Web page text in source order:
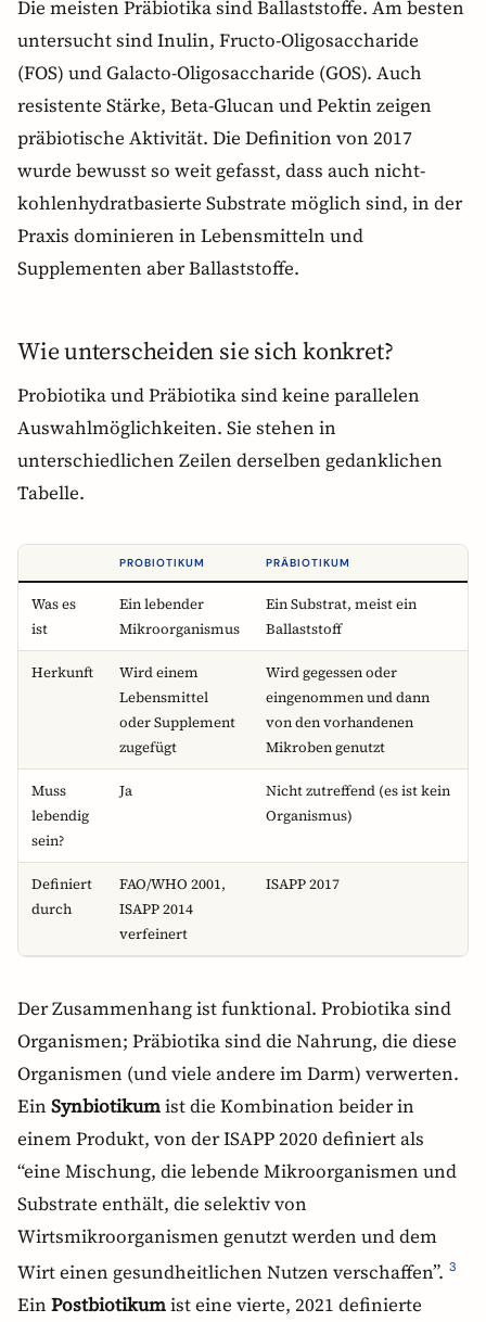
Die meisten Präbiotika sind Ballaststoffe. Am besten
untersucht sind Inulin, Fructo-Oligosaccharide
(FOS) und Galacto-Oligosaccharide (GOS). Auch
resistente Stärke, Beta-Glucan und Pektin zeigen
präbiotische Aktivität. Die Definition von 2017
wurde bewusst so weit gefasst, dass auch nicht-
kohlenhydratbasierte Substrate möglich sind, in der
Praxis dominieren in Lebensmitteln und
Supplementen aber Ballaststoffe.
Wie unterscheiden sie sich konkret?
Probiotika und Präbiotika sind keine parallelen
Auswahlmöglichkeiten. Sie stehen in
unterschiedlichen Zeilen derselben gedanklichen
Tabelle.
PROBIOTIKUM PRÄBIOTIKUM
Was es
ist
Ein lebender
Mikroorganismus
Ein Substrat, meist ein
Ballaststoff
Herkunft
Wird einem
Lebensmittel
oder Supplement
zugefügt
Wird gegessen oder
eingenommen und dann
von den vorhandenen
Mikroben genutzt
Muss
lebendig
sein?
Ja
Nicht zutreffend (es ist kein
Organismus)
Definiert
durch
FAO/WHO 2001,
ISAPP 2014
verfeinert
ISAPP 2017
Der Zusammenhang ist funktional. Probiotika sind
Organismen; Präbiotika sind die Nahrung, die diese
Organismen (und viele andere im Darm) verwerten.
Ein Synbiotikumist die Kombination beider in
einem Produkt, von der ISAPP 2020 definiert als
“eine Mischung, die lebende Mikroorganismen und
Substrate enthält, die selektiv von
Wirtsmikroorganismen genutzt werden und dem
Wirt einen gesundheitlichen Nutzen verschaffen”. 3
Ein Postbiotikumist eine vierte, 2021 definierte